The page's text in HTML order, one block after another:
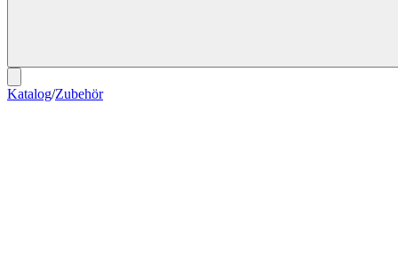
Katalog/Zubehör